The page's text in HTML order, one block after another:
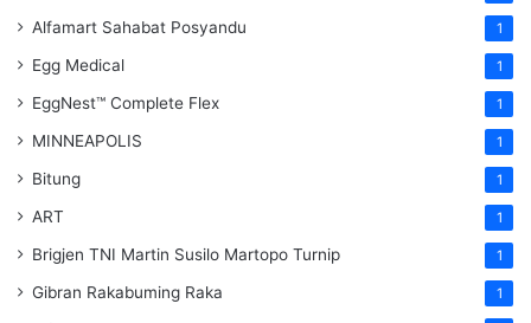
Alfamart Sahabat Posyandu 1
Egg Medical 1
EggNest™ Complete Flex 1
MINNEAPOLIS 1
Bitung 1
ART 1
Brigjen TNI Martin Susilo Martopo Turnip 1
Gibran Rakabuming Raka 1